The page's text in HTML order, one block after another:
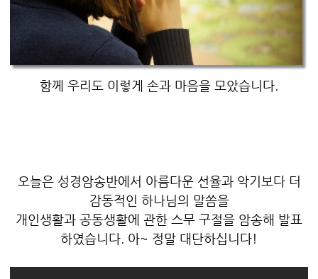
함께 우리도 이렇게 손과 마음을 모았습니다.
오늘은 성경암송반에서 아름다운 선율과 악기보다 더
감동적인 하나님의 말씀을
개인생활과 공동생활에 관한 스무 구절을 암송해 발표
하였습니다. 아~ 정말 대단하십니다!